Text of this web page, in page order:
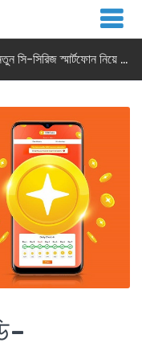
নতুন সি-সিরিজ স্মার্টফোন নিয়ে আসছে রিয়েলমি